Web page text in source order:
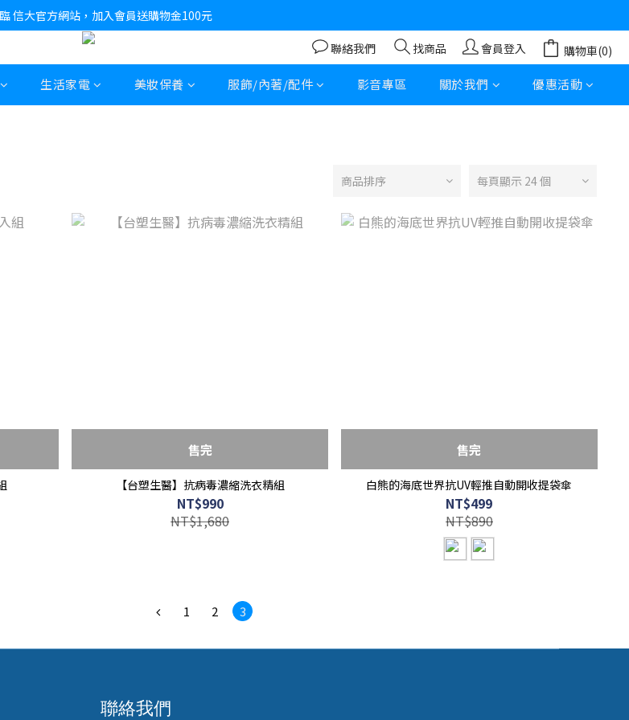
信大官方網站，加入會員送購物金100元
聯絡我們 找商品 會員登入 購物車(0)
生活家電 美妝保養 服飾/內著/配件 影音專區 關於我們 優惠活動
商品排序 每頁顯示 24 個
售完
【台塑生醫】抗病毒濃縮洗衣精組
NT$990
NT$1,680
售完
白熊的海底世界抗UV輕推自動開收提袋傘
NT$499
NT$890
1 2 3
聯絡我們